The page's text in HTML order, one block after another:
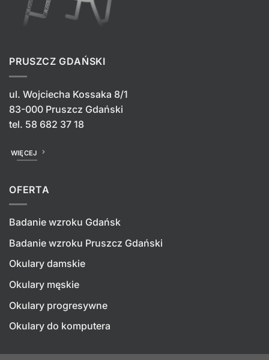
PRUSZCZ GDAŃSKI
ul. Wojciecha Kossaka 8/1
83-000 Pruszcz Gdański
tel. 58 682 37 18
WIĘCEJ
OFERTA
Badanie wzroku Gdańsk
Badanie wzroku Pruszcz Gdański
Okulary damskie
Okulary męskie
Okulary progresywne
Okulary do komputera